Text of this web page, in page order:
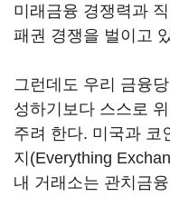
미래금융 경쟁력과
패권 경쟁을 벌이고
그런데도 우리 금융
성하기보다 스스로
주려 한다. 미국과 코
지(Everything
내 거래소는 관치금